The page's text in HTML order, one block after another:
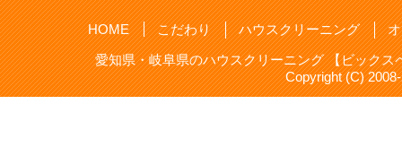
HOME こだわり ハウスクリーニング
愛知県・岐阜県のハウスクリーニング 【ビック
Copyright (C)